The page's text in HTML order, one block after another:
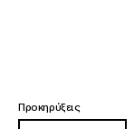
Προκηρύξεις